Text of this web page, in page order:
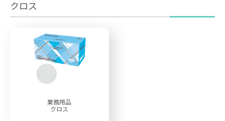
クロス
業務用品
クロス